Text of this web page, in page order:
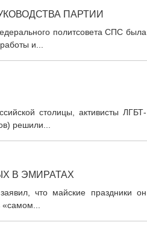
ПАРТИИ
политсовета СПС была
и...
столицы, активисты ЛГБТ-
решили...
В ЭМИРАТАХ
что майские праздники он